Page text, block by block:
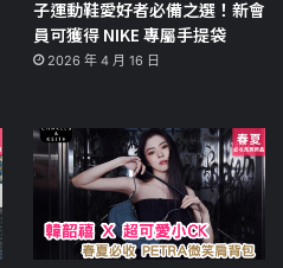
子運動鞋愛好者必備之選！新會
員可獲得 NIKE 專屬手提袋
2026 年 4 月 16 日